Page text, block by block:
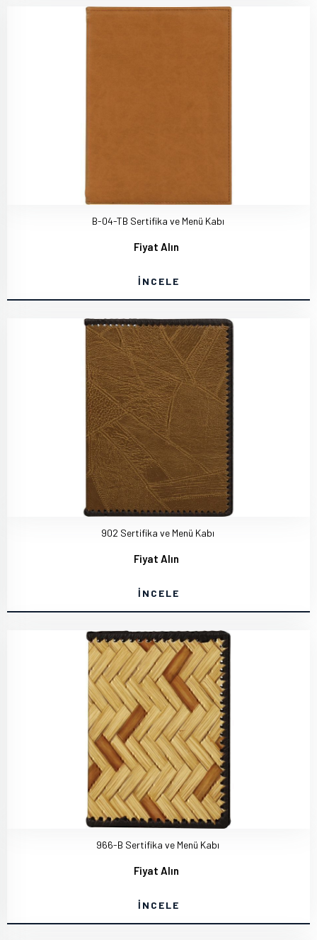
B-04-TB Sertifika ve Menü Kabı
Fiyat Alın
İNCELE
902 Sertifika ve Menü Kabı
Fiyat Alın
İNCELE
966-B Sertifika ve Menü Kabı
Fiyat Alın
İNCELE